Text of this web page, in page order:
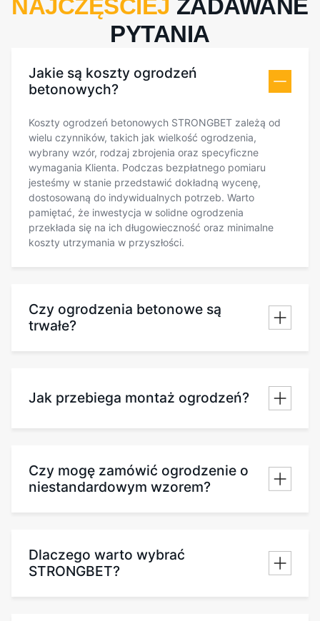
NAJCZĘŚCIEJ ZADAWANE
PYTANIA
Jakie są koszty ogrodzeń
betonowych?
Koszty ogrodzeń betonowych STRONGBET zależą od
wielu czynników, takich jak wielkość ogrodzenia,
wybrany wzór, rodzaj zbrojenia oraz specyficzne
wymagania Klienta. Podczas bezpłatnego pomiaru
jesteśmy w stanie przedstawić dokładną wycenę,
dostosowaną do indywidualnych potrzeb. Warto
pamiętać, że inwestycja w solidne ogrodzenia
przekłada się na ich długowieczność oraz minimalne
koszty utrzymania w przyszłości.
Czy ogrodzenia betonowe są
trwałe?
Jak przebiega montaż ogrodzeń?
Czy mogę zamówić ogrodzenie o
niestandardowym wzorem?
Dlaczego warto wybrać
STRONGBET?